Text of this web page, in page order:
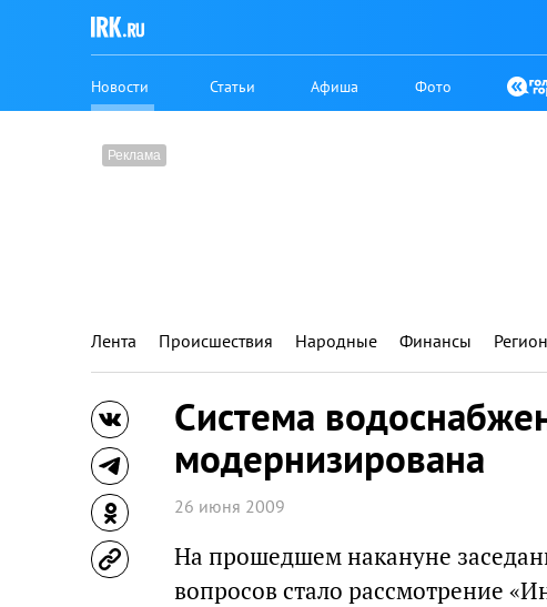
Новости Статьи Афиша Фото
Лента Происшествия Народные Финансы
Система
модернизирована
26 июня 2009
На прошедшем накануне
вопросов стало рассмотрение